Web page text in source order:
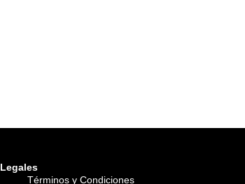
Legales
Términos y Condiciones